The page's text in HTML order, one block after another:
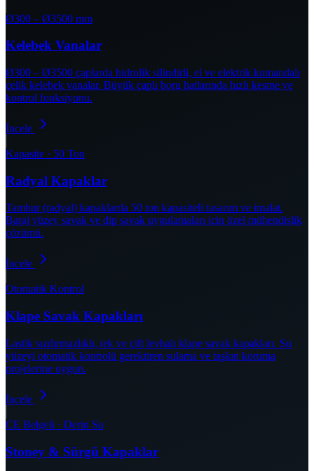
Ø300 – Ø3500 mm
Kelebek Vanalar
Ø300 – Ø3500 çaplarda hidrolik silindirli, el ve elektrik kumandalı
çelik kelebek vanalar. Büyük çaplı boru hatlarında hızlı kesme ve
kontrol fonksiyonu.
İncele
Kapasite · 50 Ton
Radyal Kapaklar
Tambur (radyal) kapaklarda 50 ton kapasiteli tasarım ve imalat.
Baraj yüzey savak ve dip savak uygulamaları için özel mühendislik
çözümü.
İncele
Otomatik Kontrol
Klape Savak Kapakları
Lastik sızdırmazlıklı, tek ve çift levhalı klape savak kapakları. Su
yüzeyi otomatik kontrolü gerektiren sulama ve taşkın koruma
projelerine uygun.
İncele
CE Belgeli · Derin Su
Stoney & Sürgü Kapaklar